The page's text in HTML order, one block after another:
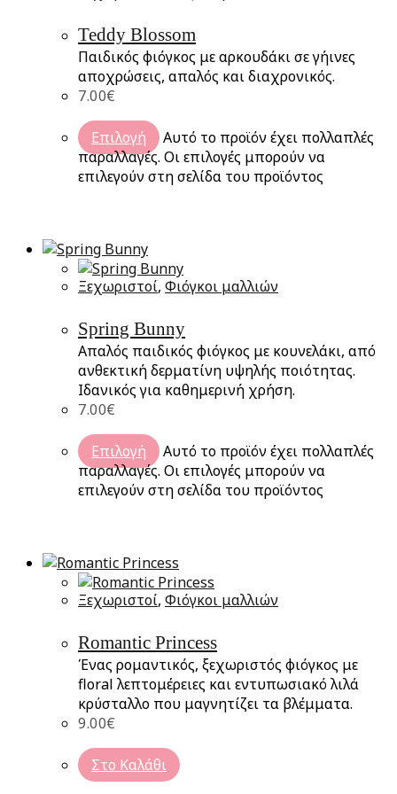
Teddy Blossom
Παιδικός φιόγκος με αρκουδάκι σε γήινες
αποχρώσεις, απαλός και διαχρονικός.
7.00€
Επιλογή
Αυτό το προϊόν έχει πολλαπλές
παραλλαγές. Οι επιλογές μπορούν να
επιλεγούν στη σελίδα του προϊόντος
Ξεχωριστοί, Φιόγκοι μαλλιών
Spring Bunny
Απαλός παιδικός φιόγκος με κουνελάκι, από
ανθεκτική δερματίνη υψηλής ποιότητας.
Ιδανικός για καθημερινή χρήση.
7.00€
Επιλογή
Αυτό το προϊόν έχει πολλαπλές
παραλλαγές. Οι επιλογές μπορούν να
επιλεγούν στη σελίδα του προϊόντος
Ξεχωριστοί, Φιόγκοι μαλλιών
Romantic Princess
Ένας ρομαντικός, ξεχωριστός φιόγκος με
floral λεπτομέρειες και εντυπωσιακό λιλά
κρύσταλλο που μαγνητίζει τα βλέμματα.
9.00€
Στο Καλάθι